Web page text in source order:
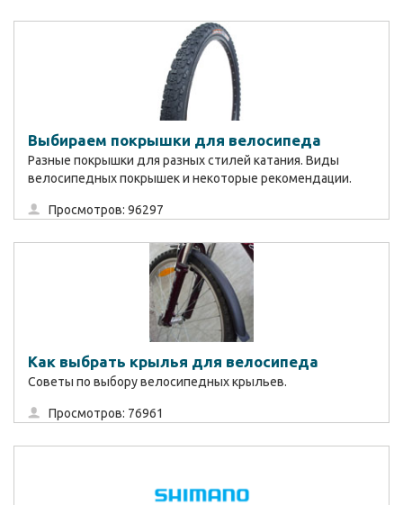
Выбираем покрышки для велосипеда
Разные покрышки для разных стилей катания. Виды
велосипедных покрышек и некоторые рекомендации.
Просмотров: 96297
Как выбрать крылья для велосипеда
Советы по выбору велосипедных крыльев.
Просмотров: 76961